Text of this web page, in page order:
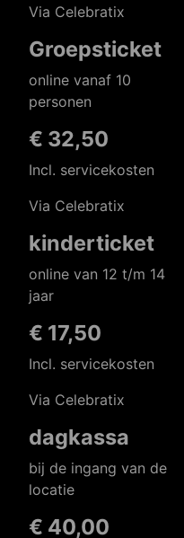
Via Celebratix
Groepsticket
online vanaf 10
personen
€ 32,50
Incl. servicekosten
Via Celebratix
kinderticket
online van 12 t/m 14
jaar
€ 17,50
Incl. servicekosten
Via Celebratix
dagkassa
bij de ingang van de
locatie
€ 40,00